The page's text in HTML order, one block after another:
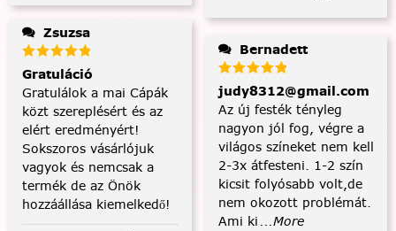
Zsuzsa
Gratuláció
Gratulálok a mai Cápák
közt szereplésért és az
elért eredményért!
Sokszoros vásárlójuk
vagyok és nemcsak a
termék de az Önök
hozzáállása kiemelkedő!
Bernadett
judy8312@gmail.com
Az új festék tényleg
nagyon jól fog, végre a
világos színeket nem kell
2-3x átfesteni. 1-2 szín
kicsit folyósabb volt,de
nem okozott problémát.
Ami ki ...More